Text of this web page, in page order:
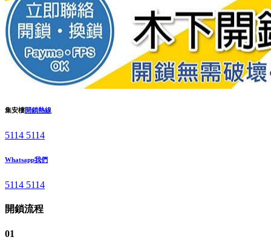
集安樓開鎖熱線
5114 5114
Whatsapp我們
5114 5114
開鎖流程
01